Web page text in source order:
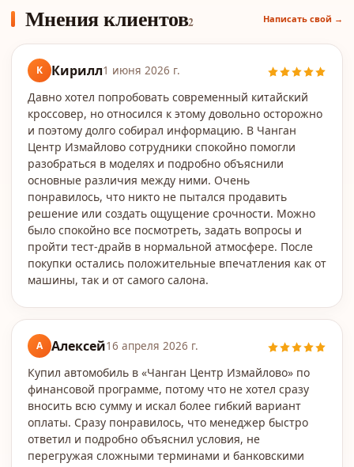
Мнения клиентов2 Написать свой →
К Кирилл1 июня 2026 г.
Давно хотел попробовать современный китайский
кроссовер, но относился к этому довольно осторожно
и поэтому долго собирал информацию. В Чанган
Центр Измайлово сотрудники спокойно помогли
разобраться в моделях и подробно объяснили
основные различия между ними. Очень
понравилось, что никто не пытался продавить
решение или создать ощущение срочности. Можно
было спокойно все посмотреть, задать вопросы и
пройти тест-драйв в нормальной атмосфере. После
покупки остались положительные впечатления как от
машины, так и от самого салона.
А Алексей16 апреля 2026 г.
Купил автомобиль в «Чанган Центр Измайлово» по
финансовой программе, потому что не хотел сразу
вносить всю сумму и искал более гибкий вариант
оплаты. Сразу понравилось, что менеджер быстро
ответил и подробно объяснил условия, не
перегружая сложными терминами и банковскими